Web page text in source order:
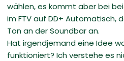
wählen, es kommt aber bei
im FTV auf DD+ Automatisch,
Ton an der Soundbar an.
Hat irgendjemand eine Idee
funktioniert? Ich verstehe es